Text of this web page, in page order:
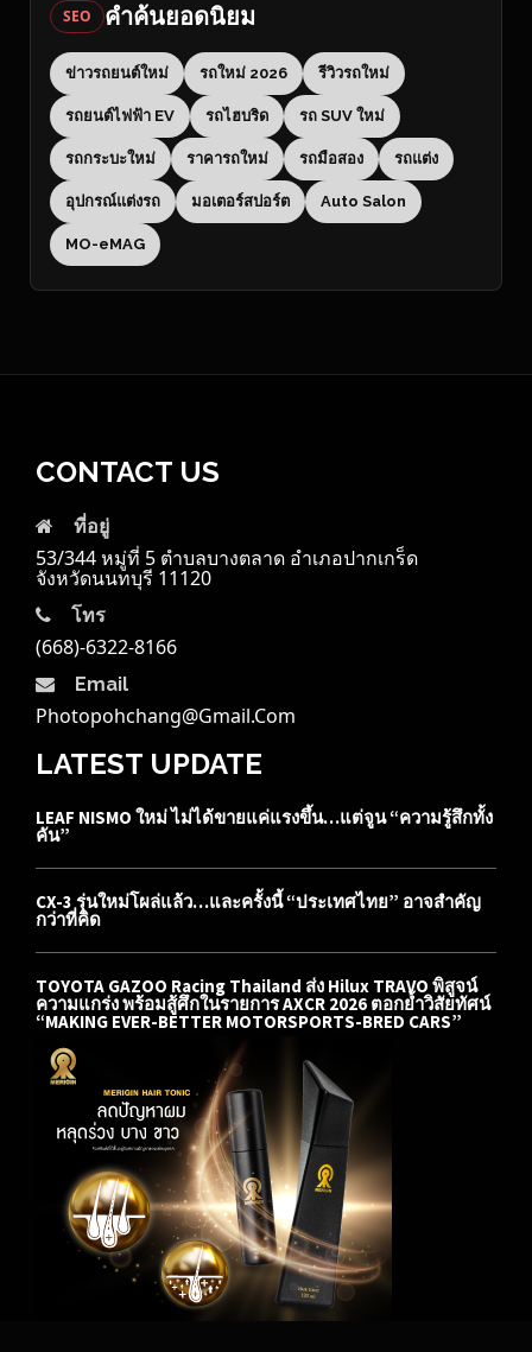
SEO คำค้นยอดนิยม
ข่าวรถยนต์ใหม่ รถใหม่ 2026 รีวิวรถใหม่
รถยนต์ไฟฟ้า EV รถไฮบริด รถ SUV ใหม่
รถกระบะใหม่ ราคารถใหม่ รถมือสอง รถแต่ง
อุปกรณ์แต่งรถ มอเตอร์สปอร์ต Auto Salon
MO-eMAG
CONTACT US
ที่อยู่
53/344 หมู่ที่ 5 ตำบลบางตลาด อำเภอปากเกร็ด
จังหวัดนนทบุรี 11120
โทร
(668)-6322-8166
Email
Photopohchang@gmail.com
LATEST UPDATE
LEAF NISMO ใหม่ ไม่ได้ขายแค่แรงขึ้น…แต่จูน “ความรู้สึกทั้ง
คัน”
CX-3 รุ่นใหม่โผล่แล้ว…และครั้งนี้ “ประเทศไทย” อาจสำคัญ
กว่าที่คิด
TOYOTA GAZOO Racing Thailand ส่ง Hilux TRAVO พิสูจน์
ความแกร่ง พร้อมสู้ศึกในรายการ AXCR 2026 ตอกย้ำวิสัยทัศน์
“MAKING EVER-BETTER MOTORSPORTS-BRED CARS”